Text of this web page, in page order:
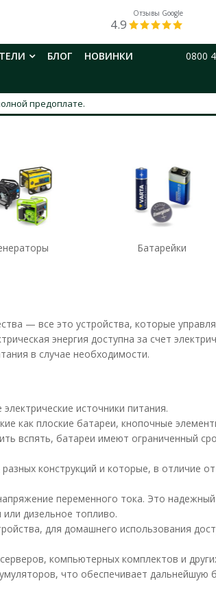
Отзывы Google
4.9
БЛОГ
НОВИНКИ
0800
предоплате.
Батарейки
— все это устройства, которые
энергия доступна за счет
в случае необходимости.
источники питания.
как плоские батареи, кнопочные
вспять, батареи имеют ограниченный
конструкций и которые, в отличие
переменного тока. Это
дизельное топливо.
для домашнего использования
компьютерных комплектов и
что обеспечивает дальнейшую